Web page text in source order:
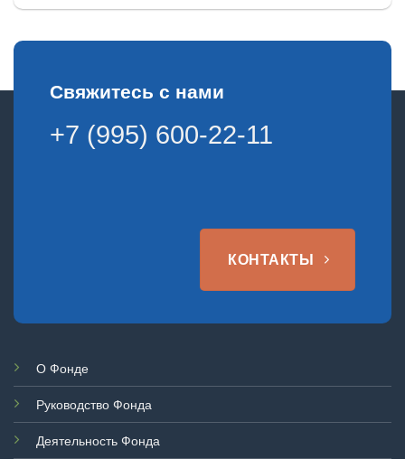
Свяжитесь с нами
+7 (995) 600-22-11
КОНТАКТЫ
О Фонде
Руководство Фонда
Деятельность Фонда